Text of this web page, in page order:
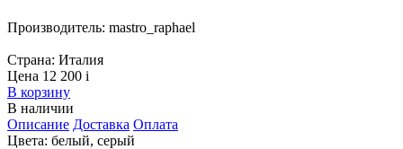
Производитель: mastro_raphael
Страна: Италия
Цена 12 200 i
В корзину
В наличии
Описание Доставка Оплата
Цвета: белый, серый